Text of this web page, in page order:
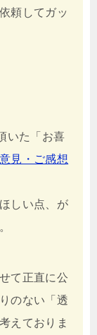
頼してガッ
いた「お喜
見・ご感想
しい点、が
て正直に公
のない「透
えておりま